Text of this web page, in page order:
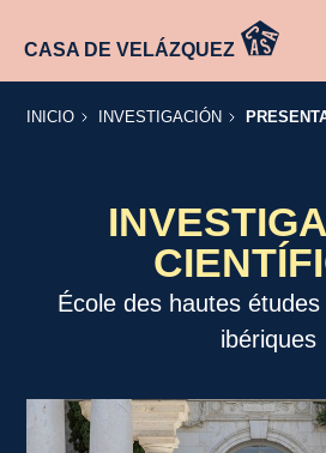
CASA DE VELÁZQUEZ
INICIO
INICIO INVESTIGACIÓN
INVESTIGACIÓN
École des hautes
ibériques